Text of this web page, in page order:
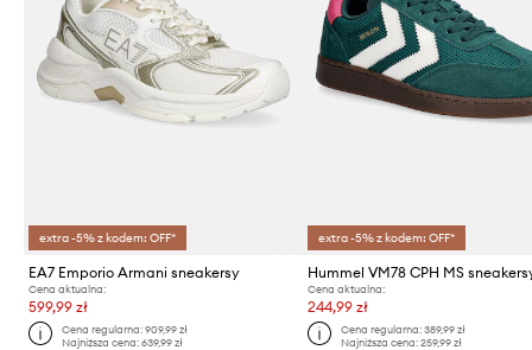
extra -5% z kodem: OFF*
EA7 Emporio Armani sneakersy
Cena aktualna:
599,99 zł
Cena regularna:909,99 zł
Najniższa cena:639,99 zł
extra -5% z kodem: OFF*
Hummel VM78 CPH MS
Cena aktualna:
244,99 zł
Cena regularna: 389,99 zł
Najniższa cena: 259,99 zł